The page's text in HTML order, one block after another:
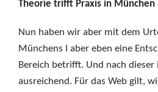
Theorie trifft Praxis in München
Nun haben wir aber mit dem
Münchens I aber eben eine
Bereich betrifft. Und nach
ausreichend. Für das Web gilt,